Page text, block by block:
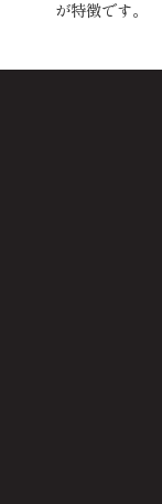
が特徴です。